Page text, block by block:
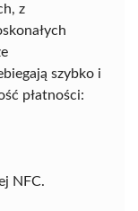
z
szybko i
płatności:
NFC.